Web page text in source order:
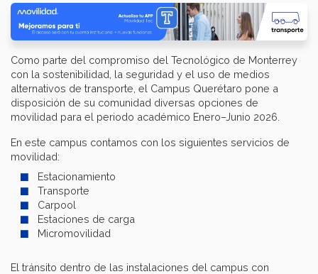
Como parte del compromiso del Tecnológico de Monterrey
con la sostenibilidad, la seguridad y el uso de medios
alternativos de transporte, el Campus Querétaro pone a
disposición de su comunidad diversas opciones de
movilidad para el periodo académico Enero–Junio 2026.
En este campus contamos con los siguientes servicios de
movilidad:
Estacionamiento
Transporte
Carpool
Estaciones de carga
Micromovilidad
El tránsito dentro de las instalaciones del campus con